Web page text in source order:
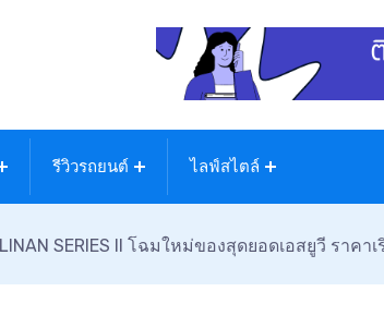
รีวิวรถยนต์ ไลฟ์สไตล์
SERIES II โฉมใหม่ของสุดยอดเอสยูวี ราค